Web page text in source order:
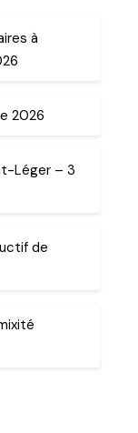
à
2026
Léger – 3
de